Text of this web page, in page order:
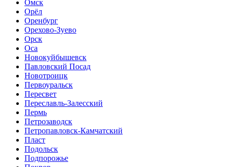
Омск
Орёл
Оренбург
Орехово-Зуево
Орск
Оса
Новокуйбышевск
Павловский Посад
Новотроицк
Первоуральск
Пересвет
Переславль-Залесский
Пермь
Петрозаводск
Петропавловск-Камчатский
Пласт
Подольск
Подпорожье